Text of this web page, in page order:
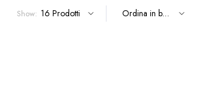
Show: